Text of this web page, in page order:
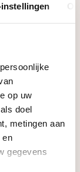
op uw
doel
metingen aan
en
gegevens
de dag kwam
achter
ook het
Mantia.
op de
met een
ook